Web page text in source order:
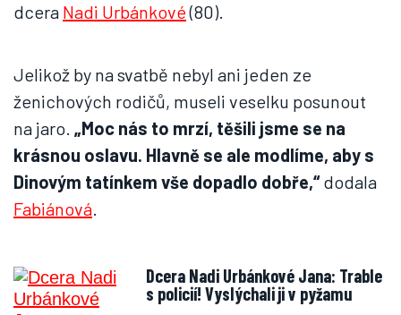
dcera Nadi Urbánkové(80).
Jelikož by na svatbě nebyl ani jeden ze
ženichových rodičů, museli veselku posunout
na jaro. „Moc nás to mrzí, těšili jsme se na
krásnou oslavu. Hlavně se ale modlíme, aby s
Dinovým tatínkem vše dopadlo dobře,“dodala
Fabiánová.
Dcera Nadi Urbánkové Jana: Trable
s policií! Vyslýchali ji v pyžamu